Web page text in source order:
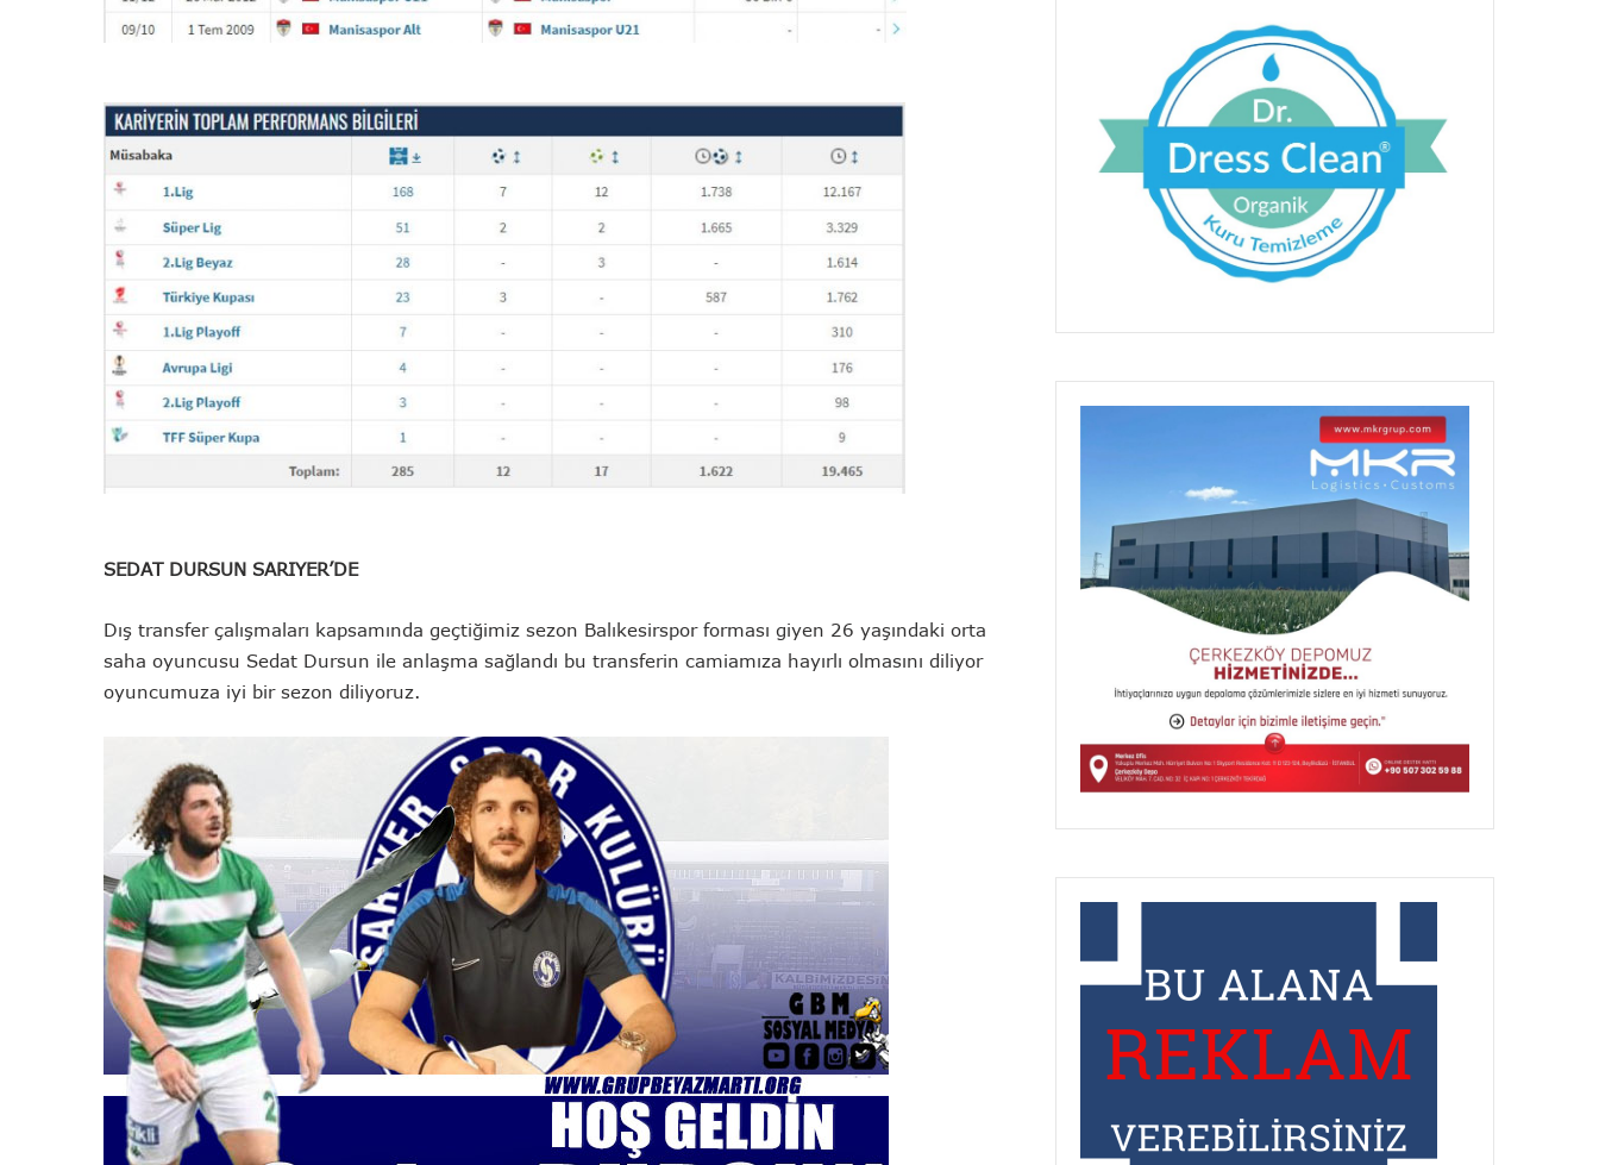
SEDAT DURSUN SARIYER’DE
Dış transfer çalışmaları kapsamında geçtiğimiz sezon Balıkesirspor forması giyen 26 yaşındaki orta
saha oyuncusu Sedat Dursun ile anlaşma sağlandı bu transferin camiamıza hayırlı olmasını diliyor
oyuncumuza iyi bir sezon diliyoruz.